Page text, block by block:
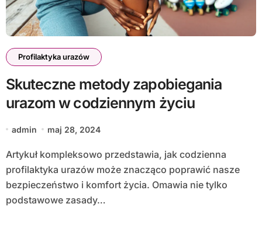
Profilaktyka urazów
Skuteczne metody zapobiegania
urazom w codziennym życiu
admin maj 28, 2024
Artykuł kompleksowo przedstawia, jak codzienna
profilaktyka urazów może znacząco poprawić nasze
bezpieczeństwo i komfort życia. Omawia nie tylko
podstawowe zasady…